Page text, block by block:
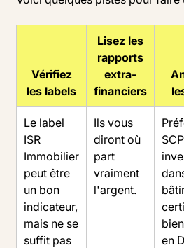
Vérifiez
les labels
Lisez les
rapports
extra-
financiers
Le label
ISR
Immobilier
peut être
un bon
indicateur,
mais ne se
suffit pas
Ils vous
diront où
part
vraiment
l'argent.
en